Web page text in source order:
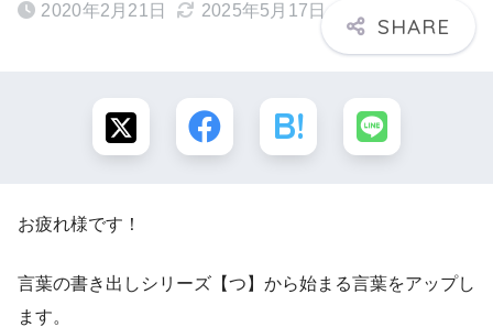
2020年2月21日 2025年5月17日
お疲れ様です！
言葉の書き出しシリーズ【つ】から始まる言葉をアップし
ます。